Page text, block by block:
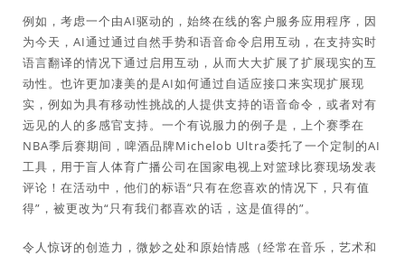
例如，考虑一个由AI驱动的，始终在线的客户服务应用程序，因
为今天，AI通过通过自然手势和语音命令启用互动，在支持实时
语言翻译的情况下通过启用互动，从而大大扩展了扩展现实的互
动性。也许更加凄美的是AI如何通过自适应接口来实现扩展现
实，例如为具有移动性挑战的人提供支持的语音命令，或者对有
远见的人的多感官支持。一个有说服力的例子是，上个赛季在
NBA季后赛期间，啤酒品牌Michelob Ultra委托了一个定制的AI
工具，用于盲人体育广播公司在国家电视上对篮球比赛现场发表
评论！在活动中，他们的标语“只有在您喜欢的情况下，只有值
得”，被更改为“只有我们都喜欢的话，这是值得的”。
令人惊讶的创造力，微妙之处和原始情感（经常在音乐，艺术和